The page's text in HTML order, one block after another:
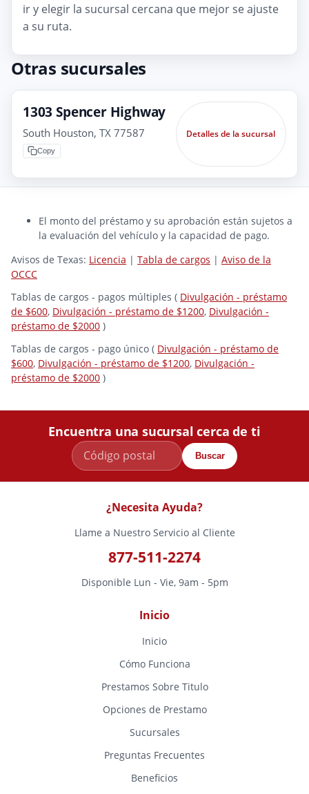
ir y elegir la sucursal cercana que mejor se ajuste
a su ruta.
Otras sucursales
1303 Spencer Highway
South Houston, TX 77587
Copy
Detalles de la sucursal
El monto del préstamo y su aprobación están sujetos a
la evaluación del vehículo y la capacidad de pago.
Avisos de Texas: Licencia | Tabla de cargos | Aviso de la
OCCC
Tablas de cargos - pagos múltiples ( Divulgación - préstamo
de $600, Divulgación - préstamo de $1200, Divulgación -
préstamo de $2000 )
Tablas de cargos - pago único ( Divulgación - préstamo de
$600, Divulgación - préstamo de $1200, Divulgación -
préstamo de $2000 )
Encuentra una sucursal cerca de ti
Buscar
¿Necesita Ayuda?
Llame a Nuestro Servicio al Cliente
877-511-2274
Disponible Lun - Vie, 9am - 5pm
Inicio
Inicio
Cómo Funciona
Prestamos Sobre Titulo
Opciones de Prestamo
Sucursales
Preguntas Frecuentes
Beneficios